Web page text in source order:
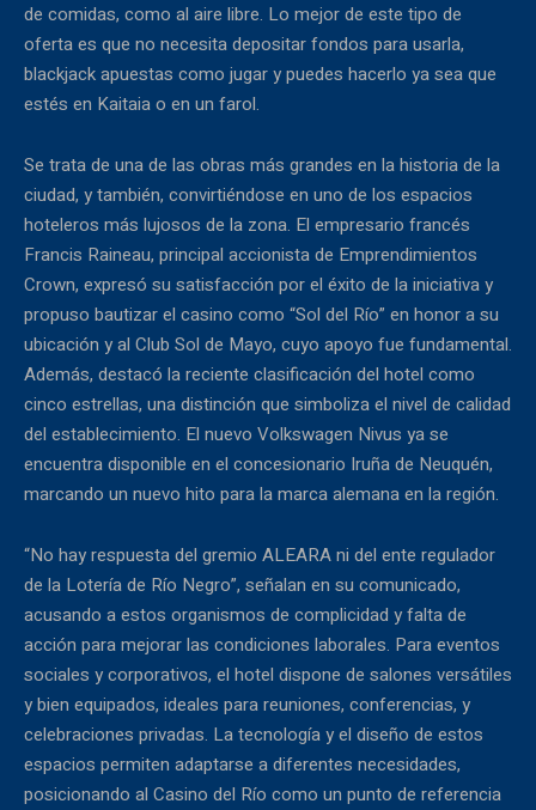
de comidas, como al aire libre. Lo mejor de este tipo de
oferta es que no necesita depositar fondos para usarla,
blackjack apuestas como jugar y puedes hacerlo ya sea que
estés en Kaitaia o en un farol.
Se trata de una de las obras más grandes en la historia de la
ciudad, y también, convirtiéndose en uno de los espacios
hoteleros más lujosos de la zona. El empresario francés
Francis Raineau, principal accionista de Emprendimientos
Crown, expresó su satisfacción por el éxito de la iniciativa y
propuso bautizar el casino como “Sol del Río” en honor a su
ubicación y al Club Sol de Mayo, cuyo apoyo fue fundamental.
Además, destacó la reciente clasificación del hotel como
cinco estrellas, una distinción que simboliza el nivel de calidad
del establecimiento. El nuevo Volkswagen Nivus ya se
encuentra disponible en el concesionario Iruña de Neuquén,
marcando un nuevo hito para la marca alemana en la región.
“No hay respuesta del gremio ALEARA ni del ente regulador
de la Lotería de Río Negro”, señalan en su comunicado,
acusando a estos organismos de complicidad y falta de
acción para mejorar las condiciones laborales. Para eventos
sociales y corporativos, el hotel dispone de salones versátiles
y bien equipados, ideales para reuniones, conferencias, y
celebraciones privadas. La tecnología y el diseño de estos
espacios permiten adaptarse a diferentes necesidades,
posicionando al Casino del Río como un punto de referencia